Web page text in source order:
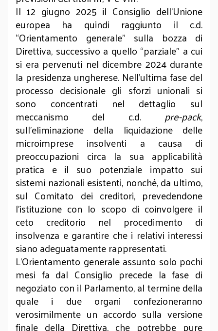
Il 12 giugno 2025 il Consiglio dell’Unione
europea ha quindi raggiunto il c.d.
“Orientamento generale” sulla bozza di
Direttiva, successivo a quello “parziale” a cui
si era pervenuti nel dicembre 2024 durante
la presidenza ungherese. Nell’ultima fase del
processo decisionale gli sforzi unionali si
sono concentrati nel dettaglio sul
meccanismo del c.d. pre-pack,
sull’eliminazione della liquidazione delle
microimprese insolventi a causa di
preoccupazioni circa la sua applicabilità
pratica e il suo potenziale impatto sui
sistemi nazionali esistenti, nonché, da ultimo,
sul Comitato dei creditori, prevedendone
l’istituzione con lo scopo di coinvolgere il
ceto creditorio nel procedimento di
insolvenza e garantire che i relativi interessi
siano adeguatamente rappresentati.
L’Orientamento generale assunto solo pochi
mesi fa dal Consiglio precede la fase di
negoziato con il Parlamento, al termine della
quale i due organi confezioneranno
verosimilmente un accordo sulla versione
finale della Direttiva, che potrebbe pure